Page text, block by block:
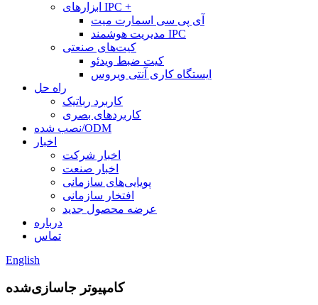
ابزارهای IPC +
آی پی سی اسمارت میت
مدیریت هوشمند IPC
کیت‌های صنعتی
کیت ضبط ویدئو
ایستگاه کاری آنتی ویروس
راه حل
کاربرد رباتیک
کاربردهای بصری
نصب شده/ODM
اخبار
اخبار شرکت
اخبار صنعت
پویایی‌های سازمانی
افتخار سازمانی
عرضه محصول جدید
درباره
تماس
English
کامپیوتر جاسازی‌شده